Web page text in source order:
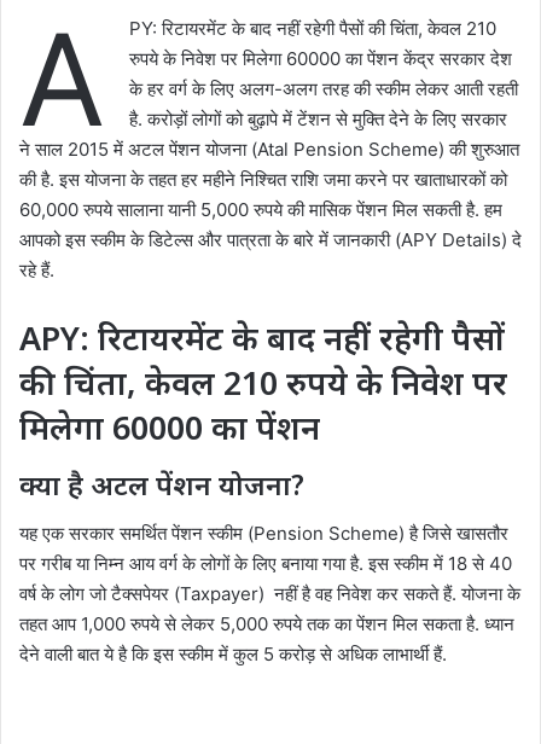
A
PY: रिटायरमेंट के बाद नहीं रहेगी पैसों की चिंता, केवल 210
रुपये के निवेश पर मिलेगा 60000 का पेंशन केंद्र सरकार देश
के हर वर्ग के लिए अलग-अलग तरह की स्कीम लेकर आती रहती
है. करोड़ों लोगों को बुढ़ापे में टेंशन से मुक्ति देने के लिए सरकार
ने साल 2015 में अटल पेंशन योजना (Atal Pension Scheme) की शुरुआत
की है. इस योजना के तहत हर महीने निश्चित राशि जमा करने पर खाताधारकों को
60,000 रुपये सालाना यानी 5,000 रुपये की मासिक पेंशन मिल सकती है. हम
आपको इस स्कीम के डिटेल्स और पात्रता के बारे में जानकारी (APY Details) दे
रहे हैं.
APY: रिटायरमेंट के बाद नहीं रहेगी पैसों
की चिंता, केवल 210 रुपये के निवेश पर
मिलेगा 60000 का पेंशन
क्या है अटल पेंशन योजना?
यह एक सरकार समर्थित पेंशन स्कीम (Pension Scheme) है जिसे खासतौर
पर गरीब या निम्न आय वर्ग के लोगों के लिए बनाया गया है. इस स्कीम में 18 से 40
वर्ष के लोग जो टैक्सपेयर (Taxpayer) नहीं है वह निवेश कर सकते हैं. योजना के
तहत आप 1,000 रुपये से लेकर 5,000 रुपये तक का पेंशन मिल सकता है. ध्यान
देने वाली बात ये है कि इस स्कीम में कुल 5 करोड़ से अधिक लाभार्थी हैं.